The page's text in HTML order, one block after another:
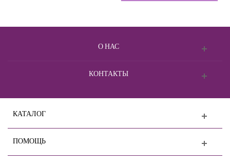
О НАС
КОНТАКТЫ
КАТАЛОГ
ПОМОЩЬ